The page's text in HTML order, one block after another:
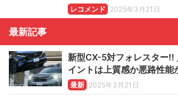
レコメンド 2025年3月21日
最新記事
新型CX-5対フォレスター!!
イントは上質感か悪路性能
最新 2025年3月21日